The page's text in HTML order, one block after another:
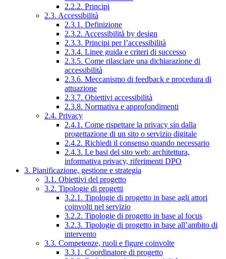
2.2.2. Principi
2.3. Accessibilità
2.3.1. Definizione
2.3.2. Accessibilità by design
2.3.3. Principi per l’accessibilità
2.3.4. Linee guida e criteri di successo
2.3.5. Come rilasciare una dichiarazione di
accessibilità
2.3.6. Meccanismo di feedback e procedura di
attuazione
2.3.7. Obiettivi accessibilità
2.3.8. Normativa e approfondimenti
2.4. Privacy
2.4.1. Come rispettare la privacy sin dalla
progettazione di un sito o servizio digitale
2.4.2. Richiedi il consenso quando necessario
2.4.3. Le basi del sito web: architettura,
informativa privacy, riferimenti DPO
3. Pianificazione, gestione e strategia
3.1. Obiettivi del progetto
3.2. Tipologie di progetti
3.2.1. Tipologie di progetto in base agli attori
coinvolti nel servizio
3.2.2. Tipologie di progetto in base al focus
3.2.3. Tipologie di progetto in base all’ambito di
intervento
3.3. Competenze, ruoli e figure coinvolte
3.3.1. Coordinatore di progetto